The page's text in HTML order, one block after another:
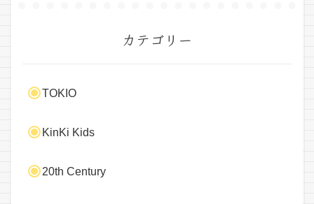
カテゴリー
TOKIO
KinKi Kids
20th Century